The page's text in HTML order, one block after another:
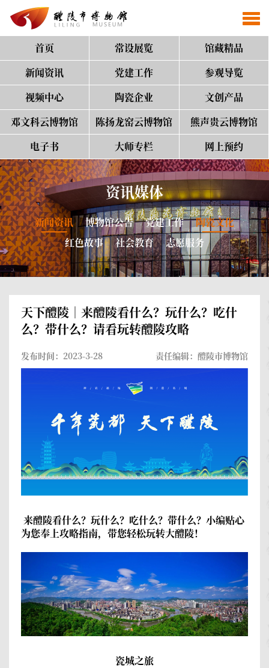
首页 常设展览
馆藏精品
新闻资讯
党建工作
参观导览
视频中心
陶瓷企业
文创产品
邓文科云博物馆
陈扬龙窑云博物馆
熊声贵云博物馆
电子书
大师专栏 网上预约
资讯媒体
新闻资讯 博物馆公告 党建工作
陶瓷文化
红色故事
社会教育 志愿服务
天下醴陵｜来醴陵看什么？玩什么？吃什
么？带什么？请看玩转醴陵攻略
发布时间：2023-3-28 责任编辑：醴陵市博物馆
来醴陵看什么？玩什么？吃什么？带什么？小编贴心
为您奉上攻略指南，带您轻松玩转大醴陵！
瓷城之旅